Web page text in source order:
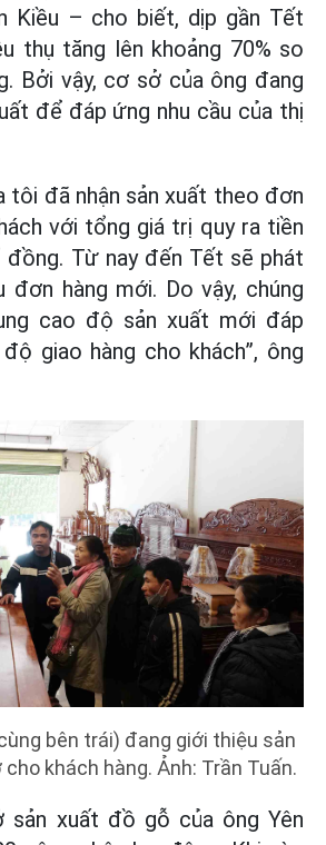
Kiều – cho biết, dịp gần Tết
thụ tăng lên khoảng 70% so
Bởi vậy, cơ sở của ông đang
để đáp ứng nhu cầu của thị
tôi đã nhận sản xuất theo đơn
với tổng giá trị quy ra tiền
đồng. Từ nay đến Tết sẽ phát
đơn hàng mới. Do vậy, chúng
cao độ sản xuất mới đáp
giao hàng cho khách”, ông
bên trái) đang giới thiệu sản
khách hàng. Ảnh: Trần Tuấn.
sản xuất đồ gỗ của ông Yên